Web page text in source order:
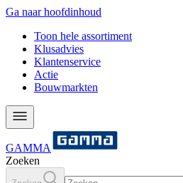
Ga naar hoofdinhoud
Toon hele assortiment
Klusadvies
Klantenservice
Actie
Bouwmarkten
GAMMA
Zoeken